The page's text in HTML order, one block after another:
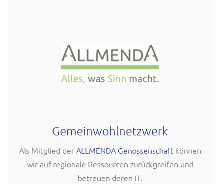
Gemeinwohlnetzwerk
Als Mitglied derALLMENDA Genossenschaftkönnen
wir auf regionale Ressourcen zurückgreifen und
betreuen deren IT.